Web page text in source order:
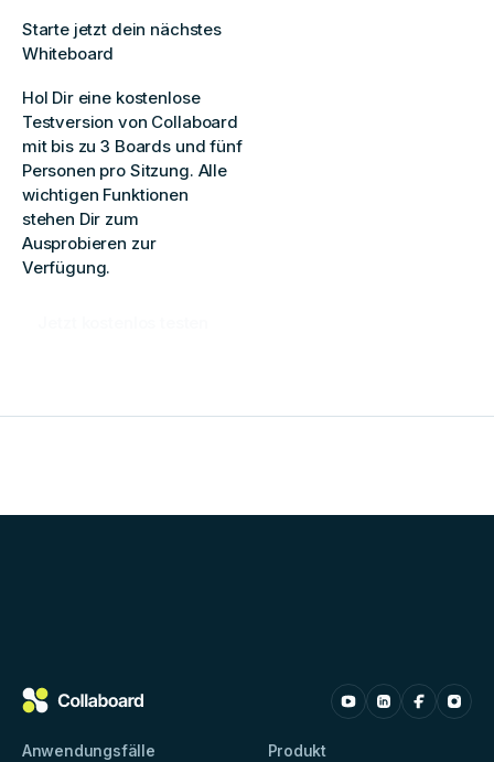
Starte jetzt dein nächstes
Whiteboard
Hol Dir eine kostenlose
Testversion von Collaboard
mit bis zu 3 Boards und fünf
Personen pro Sitzung. Alle
wichtigen Funktionen
stehen Dir zum
Ausprobieren zur
Verfügung.
Anwendungsfälle Produkt